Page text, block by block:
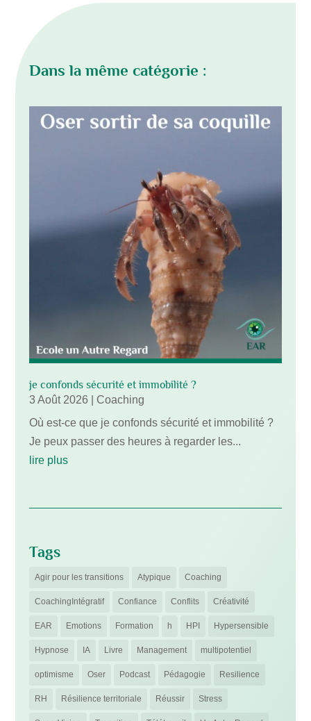
Dans la même catégorie :
je confonds sécurité et immobilité ?
3 Août 2026
Coaching
Où est-ce que je confonds sécurité et immobilité ?
Je peux passer des heures à regarder les...
lire plus
Tags
Agir pour les transitions Atypique Coaching
CoachingIntégratif Confiance Conflits Créativité
EAR Emotions Formation h HPI Hypersensible
Hypnose IA Livre Management multipotentiel
optimisme Oser Podcast Pédagogie Resilience
RH Résilience territoriale Réussir Stress